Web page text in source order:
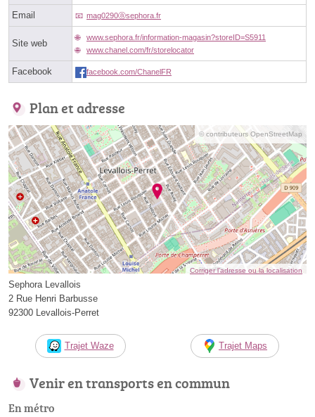
Email mag0290ⓐsephora.fr
Site web
www.sephora.fr/information-magasin?storeID=S5911
www.chanel.com/fr/storelocator
Facebook facebook.com/ChanelFR
Plan et adresse
© contributeurs OpenStreetMap
Corriger l’adresse ou la localisation
Sephora Levallois
2 Rue Henri Barbusse
92300 Levallois-Perret
Trajet Waze Trajet Maps
Venir en transports en commun
En métro